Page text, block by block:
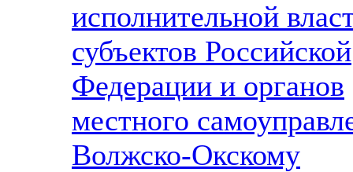
исполнительной
субъектов Российской
Федерации и органов
местного
Волжско-Окскому